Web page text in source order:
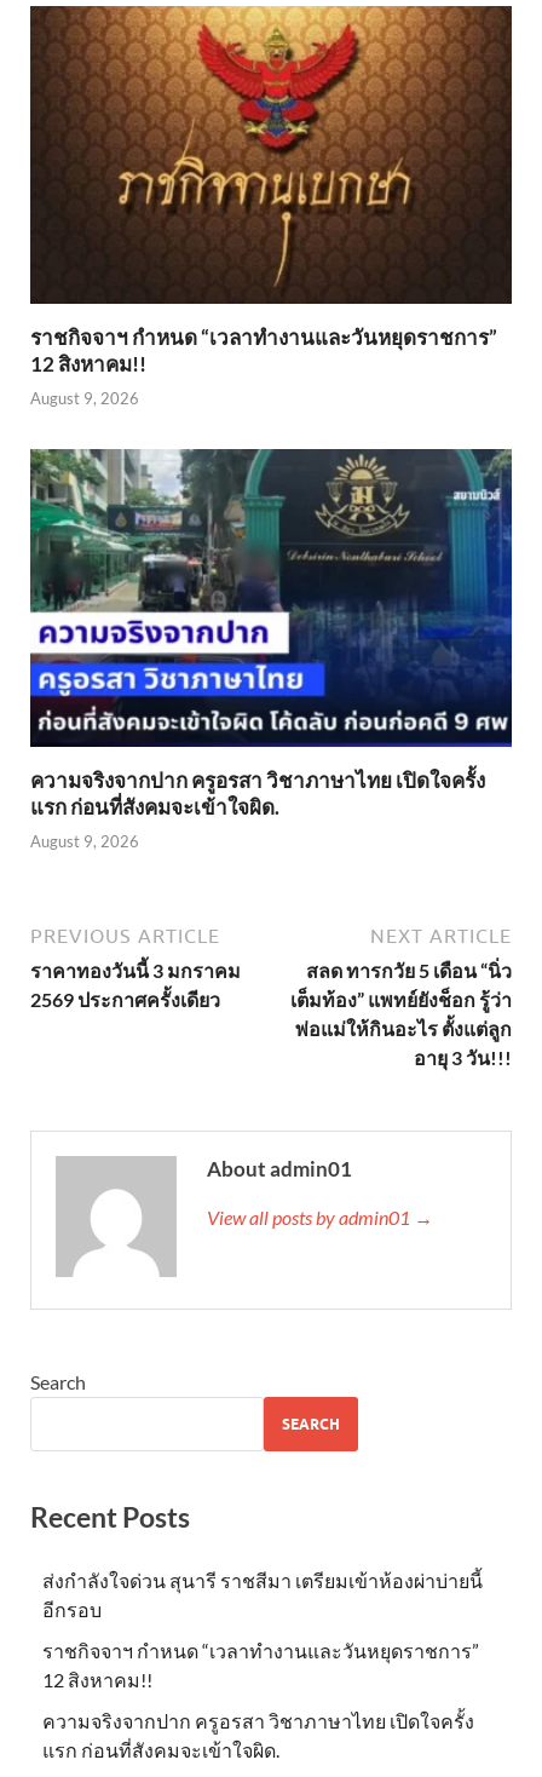
ราชกิจจาฯ กำหนด “เวลาทำงานและวันหยุดราชการ”
12 สิงหาคม!!
August 9, 2026
ความจริงจากปาก ครูอรสา วิชาภาษาไทย เปิดใจครั้ง
แรก ก่อนที่สังคมจะเข้าใจผิด.
August 9, 2026
PREVIOUS ARTICLE
ราคาทองวันนี้ 3 มกราคม
2569 ประกาศครั้งเดียว
NEXT ARTICLE
สลด ทารกวัย 5 เดือน “นิ่ว
เต็มท้อง” แพทย์ยังช็อก รู้ว่า
พ่อแม่ให้กินอะไร ตั้งแต่ลูก
อายุ 3 วัน!!!
About admin01
View all posts by admin01 →
Search
SEARCH
Recent Posts
ส่งกำลังใจด่วน สุนารี ราชสีมา เตรียมเข้าห้องผ่าบ่ายนี้
อีกรอบ
ราชกิจจาฯ กำหนด “เวลาทำงานและวันหยุดราชการ”
12 สิงหาคม!!
ความจริงจากปาก ครูอรสา วิชาภาษาไทย เปิดใจครั้ง
แรก ก่อนที่สังคมจะเข้าใจผิด.